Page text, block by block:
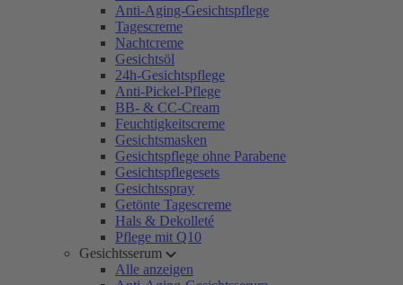
Anti-Aging-Gesichtspflege
Tagescreme
Nachtcreme
Gesichtsöl
24h-Gesichtspflege
Anti-Pickel-Pflege
BB- & CC-Cream
Feuchtigkeitscreme
Gesichtsmasken
Gesichtspflege ohne Parabene
Gesichtspflegesets
Gesichtsspray
Getönte Tagescreme
Hals & Dekolleté
Pflege mit Q10
Gesichtsserum
Alle anzeigen